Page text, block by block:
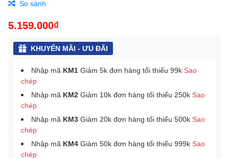
So sánh
5.159.000₫
KHUYẾN MÃI - ƯU ĐÃI
Nhập mã KM1 Giảm 5k đơn hàng tối thiểu 99k Sao
chép
Nhập mã KM2 Giảm 10k đơn hàng tối thiểu 250k Sao
chép
Nhập mã KM3 Giảm 20k đơn hàng tối thiểu 500k Sao
chép
Nhập mã KM4 Giảm 50k đơn hàng tối thiểu 999k Sao
chép